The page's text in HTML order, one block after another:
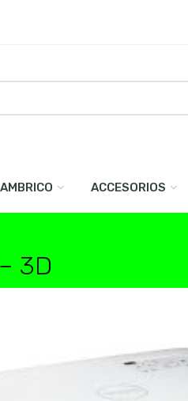
ACCESORIOS
3D